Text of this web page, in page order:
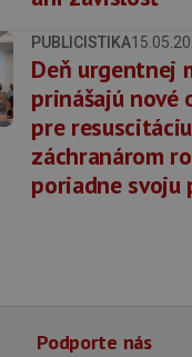
PUBLICISTIKA
Deň urgentnej
prinášajú nové
pre
záchranárom
poriadne svoju
Podporte nás